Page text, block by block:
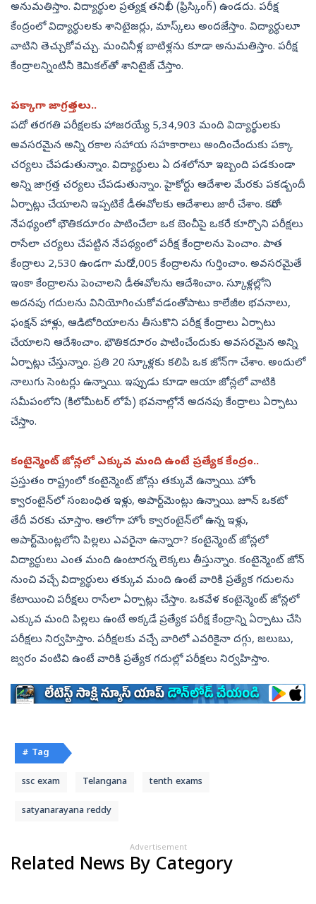
అనుమతిస్తాం. విద్యార్థుల ప్రత్యక్ష తనిఖీ (ఫ్రిస్కింగ్‌) ఉండదు. పరీక్ష
కేంద్రంలో విద్యార్థులకు శానిటైజర్లు, మాస్క్‌లు అందజేస్తాం. విద్యార్థులూ
వాటిని తెచ్చుకోవచ్చు. మంచినీళ్ల బాటిళ్లను కూడా అనుమతిస్తాం. పరీక్ష
కేంద్రాలన్నింటినీ కెమికల్‌తో శానిటైజ్‌ చేస్తాం.
పక్కాగా జాగ్రత్తలు..
పదో తరగతి పరీక్షలకు హాజరయ్యే 5,34,903 మంది విద్యార్థులకు
అవసరమైన అన్ని రకాల సహాయ సహకారాలు అందించేందుకు పక్కా
చర్యలు చేపడుతున్నాం. విద్యార్థులు ఏ దశలోనూ ఇబ్బంది పడకుండా
అన్ని జాగ్రత్త చర్యలు చేపడుతున్నాం. హైకోర్టు ఆదేశాల మేరకు పకడ్బందీ
ఏర్పాట్లు చేయాలని ఇప్పటికే డీఈవోలకు ఆదేశాలు జారీ చేశాం. కరోనా
నేపథ్యంలో భౌతికదూరం పాటించేలా ఒక బెంచీపై ఒకరే కూర్చొని పరీక్షలు
రాసేలా చర్యలు చేపట్టిన నేపథ్యంలో పరీక్ష కేంద్రాలను పెంచాం. పాత
కేంద్రాలు 2,530 ఉండగా మరో 2,005 కేంద్రాలను గుర్తించాం. అవసరమైతే
ఇంకా కేంద్రాలను పెంచాలని డీఈవోలను ఆదేశించాం. స్కూళ్లల్లోని
అదనపు గదులను వినియోగించుకోవడంతోపాటు కాలేజీల భవనాలు,
ఫంక్షన్‌ హాళ్లు, ఆడిటోరియాలను తీసుకొని పరీక్ష కేంద్రాలు ఏర్పాటు
చేయాలని ఆదేశించాం. భౌతికదూరం పాటించేందుకు అవసరమైన అన్ని
ఏర్పాట్లు చేస్తున్నాం. ప్రతి 20 స్కూళ్లకు కలిపి ఒక జోన్‌గా చేశాం. అందులో
నాలుగు సెంటర్లు ఉన్నాయి. ఇప్పుడు కూడా ఆయా జోన్లలో వాటికి
సమీపంలోని (కిలోమీటర్‌ లోపే) భవనాల్లోనే అదనపు కేంద్రాలు ఏర్పాటు
చేస్తాం.
కంటైన్మెంట్‌ జోన్లలో ఎక్కువ మంది ఉంటే ప్రత్యేక కేంద్రం..
ప్రస్తుతం రాష్ట్రంలో కంటైన్మెంట్‌ జోన్లు తక్కువే ఉన్నాయి. హోం
క్వారంటైన్‌లో సంబంధిత ఇళ్లు, అపార్ట్‌మెంట్లు ఉన్నాయి. జూన్‌ ఒకటో
తేదీ వరకు చూస్తాం. ఆలోగా హోం క్వారంటైన్‌లో ఉన్న ఇళ్లు,
అపార్ట్‌మెంట్లలోని పిల్లలు ఎవరైనా ఉన్నారా? కంటైన్మెంట్‌ జోన్లలో
విద్యార్థులు ఎంత మంది ఉంటారన్న లెక్కలు తీస్తున్నాం. కంటైన్మెంట్‌ జోన్‌
నుంచి వచ్చే విద్యార్థులు తక్కువ మంది ఉంటే వారికి ప్రత్యేక గదులను
కేటాయించి పరీక్షలు రాసేలా ఏర్పాట్లు చేస్తాం. ఒకవేళ కంటైన్మెంట్‌ జోన్లలో
ఎక్కువ మంది పిల్లలు ఉంటే అక్కడే ప్రత్యేక పరీక్ష కేంద్రాన్ని ఏర్పాటు చేసి
పరీక్షలు నిర్వహిస్తాం. పరీక్షలకు వచ్చే వారిలో ఎవరికైనా దగ్గు, జలుబు,
జ్వరం వంటివి ఉంటే వారికి ప్రత్యేక గదుల్లో పరీక్షలు నిర్వహిస్తాం.
# Tag
ssc exam Telangana tenth exams
satyanarayana reddy
Advertisement
Related News By Category